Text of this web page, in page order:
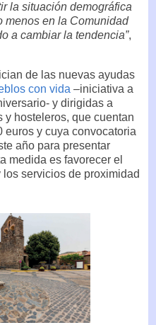
la situación demográfica
menos en la Comunidad
a cambiar la tendencia”,
de las nuevas ayudas
con vida –iniciativa a
y dirigidas a
hosteleros, que cuentan
euros y cuya convocatoria
año para presentar
medida es favorecer el
servicios de proximidad